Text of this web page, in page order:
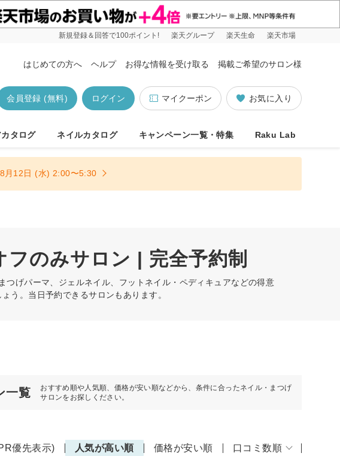
新規登録＆回答で100ポイント! 楽天グループ 楽天生命 楽天市場
はじめての方へ ヘルプ お得な情報を受け取る 掲載ご希望のサロン様
お気に入り
マイクーポン
ログイン
会員登録 (無料)
タログ ネイルカタログ キャンペーン一覧・特集 Raku Lab
月12日 (水) 2:00〜5:30
のみサロン | 完全予約制
げパーマ、ジェルネイル、フットネイル・ペディキュアなどの得意
う。当日予約できるサロンもあります。
一覧
おすすめ順や人気順、価格が安い順などから、条件に合ったネイル・まつげ
サロンをお探しください。
優先表示) 人気が高い順 価格が安い順 口コミ数順